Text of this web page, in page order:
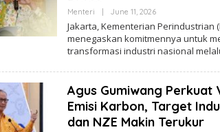
Menteri June 11, 2026B
Y
R
O
R
A
Jakarta, Kementerian Perindustrian
menegaskan komitmennya untuk
transformasi industri nasional
Agus Gumiwang Perkuat
Emisi Karbon, Target
dan NZE Makin Terukur